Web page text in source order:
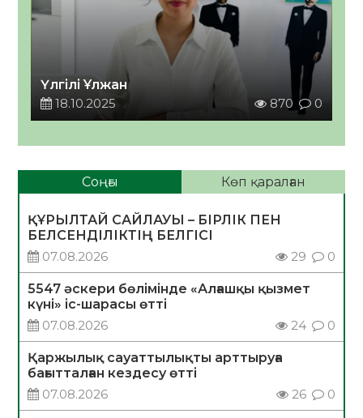
Үлгілі Ұлжан
18.10.2025
870 0
Соңғы Көп қаралған
ҚҰРЫЛТАЙ САЙЛАУЫ – БІРЛІК ПЕН
БЕЛСЕНДІЛІКТІҢ БЕЛГІСІ
07.08.2026
29 0
5547 әскери бөлімінде «Алғашқы қызмет
күні» іс-шарасы өтті
07.08.2026
24 0
Қаржылық сауаттылықты арттыруға
бағытталған кездесу өтті
07.08.2026
26 0